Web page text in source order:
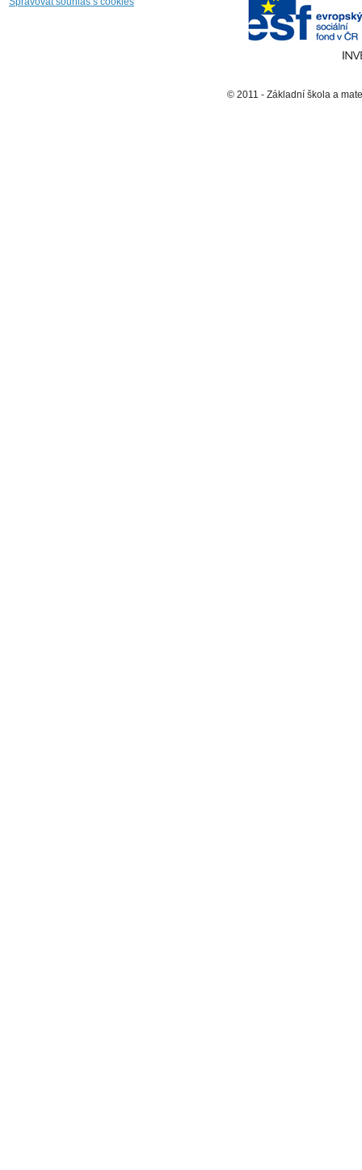
© 2011 - Základní škola a